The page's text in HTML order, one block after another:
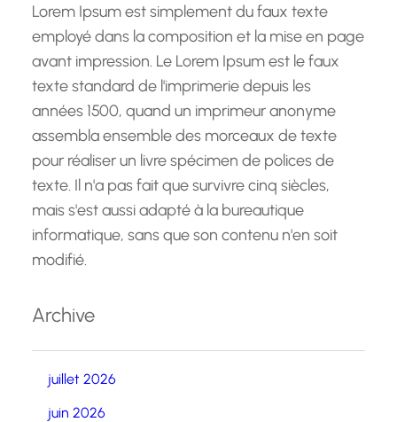
Lorem Ipsum est simplement du faux texte
employé dans la composition et la mise en page
avant impression. Le Lorem Ipsum est le faux
texte standard de l'imprimerie depuis les
années 1500, quand un imprimeur anonyme
assembla ensemble des morceaux de texte
pour réaliser un livre spécimen de polices de
texte. Il n'a pas fait que survivre cinq siècles,
mais s'est aussi adapté à la bureautique
informatique, sans que son contenu n'en soit
modifié.
Archive
juillet 2026
juin 2026